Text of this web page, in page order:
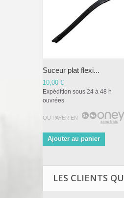
Suceur plat flexi...
10,00 €
Expédition sous 24 à 48 h
ouvrées
OU PAYER EN
Ajouter au panier
LES CLIENTS